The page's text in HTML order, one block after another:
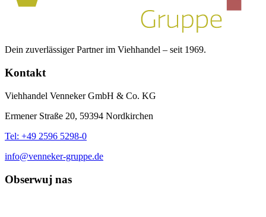
Dein zuverlässiger Partner im Viehhandel – seit 1969.
Kontakt
Viehhandel Venneker GmbH & Co. KG
Ermener Straße 20, 59394 Nordkirchen
Tel: +49 2596 5298-0
info@venneker-gruppe.de
Obserwuj nas